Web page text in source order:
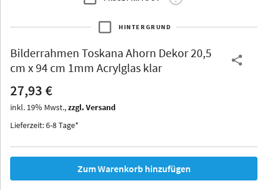
Iowa
HINTERGRUND
Bilderrahmen Toskana Ahorn Dekor 20,5
cm x 94 cm 1mm Acrylglas klar
27,93 €
inkl. 19% Mwst.,zzgl. Versand
Lieferzeit: 6-8 Tage*
Zum Warenkorb hinzufügen